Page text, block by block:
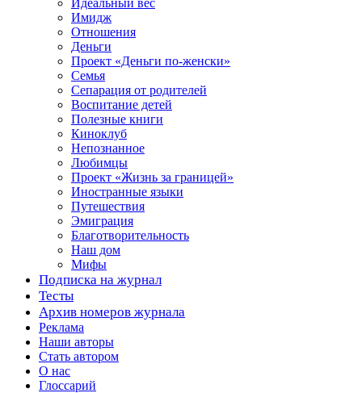
Идеальный вес
Имидж
Отношения
Деньги
Проект «Деньги по-женски»
Семья
Сепарация от родителей
Воспитание детей
Полезные книги
Киноклуб
Непознанное
Любимцы
Проект «Жизнь за границей»
Иностранные языки
Путешествия
Эмиграция
Благотворительность
Наш дом
Мифы
Подписка на журнал
Тесты
Архив номеров журнала
Реклама
Наши авторы
Стать автором
О нас
Глоссарий